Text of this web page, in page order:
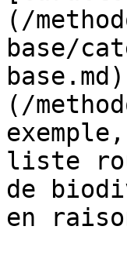
(/
base/
(/
liste
de
en